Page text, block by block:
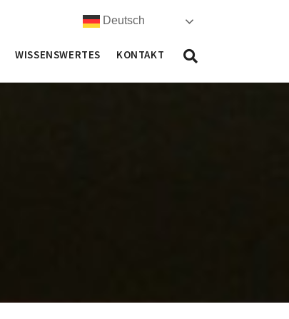
Deutsch
WISSENSWERTES KONTAKT